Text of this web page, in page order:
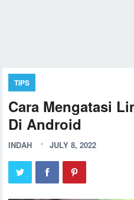
TIPS
Cara Mengatasi
Di Android
INDAH JULY 8, 2022